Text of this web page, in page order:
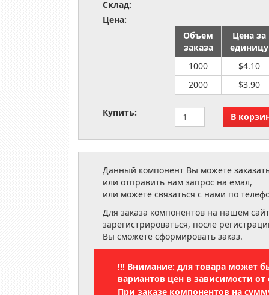
Склад:
Цена:
Объем
заказа
Цена за
единицу
1000
$4.10
2000
$3.90
Купить:
Данный компонент Вы можете
или отправить нам запрос на емал,
или можете связаться с нами по
Для заказа компонентов на нашем
зарегистрироваться, после
Вы сможете сформировать заказ.
!!! Внимание: для товара может
вариантов цен в зависимости от
При заказе компонентов на